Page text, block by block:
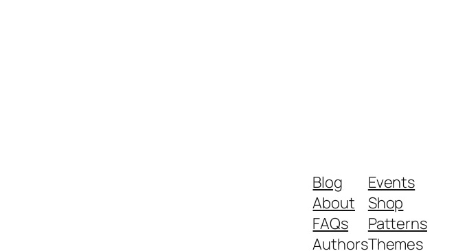
Blog
About
FAQs
Authors
Events
Shop
Patterns
Themes